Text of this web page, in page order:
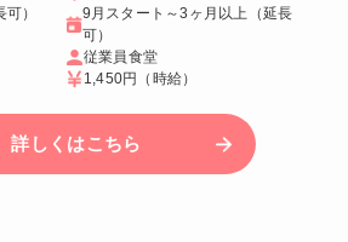
）
9月スタート～3ヶ月以上（延長
可）
従業員食堂
1,450円
（時給）
詳しくはこちら